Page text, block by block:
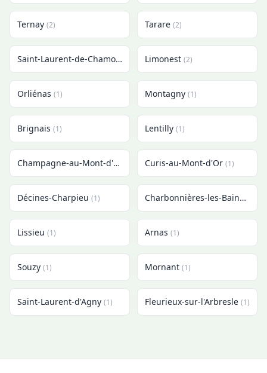
Ternay (2) Tarare (2)
Saint-Laurent-de-Chamousset (2)Limonest (2)
Orliénas (1) Montagny (1)
Brignais (1) Lentilly (1)
Champagne-au-Mont-d'Or Curis-au-Mont-d'Or (1)
Décines-Charpieu (1) Charbonnières-les-Bains
Lissieu (1) Arnas (1)
Souzy (1) Mornant (1)
Saint-Laurent-d'Agny (1) Fleurieux-sur-l'Arbresle (1)